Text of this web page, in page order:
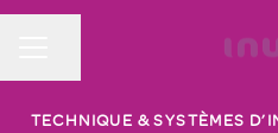
TECHNIQUE & SYSTÈMES